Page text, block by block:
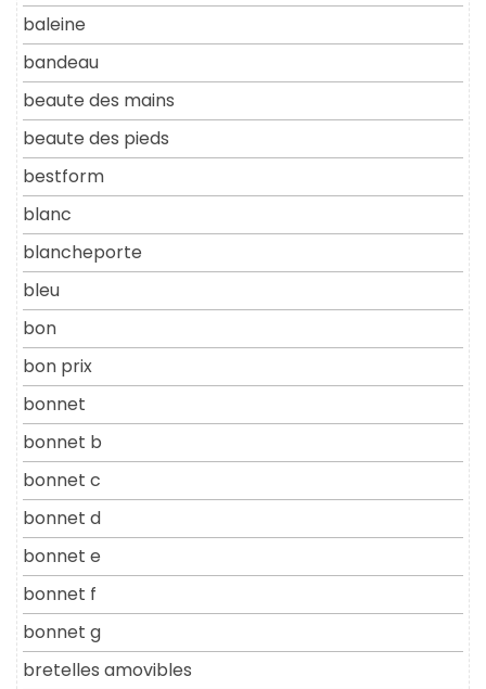
baleine
bandeau
beaute des mains
beaute des pieds
bestform
blanc
blancheporte
bleu
bon
bon prix
bonnet
bonnet b
bonnet c
bonnet d
bonnet e
bonnet f
bonnet g
bretelles amovibles